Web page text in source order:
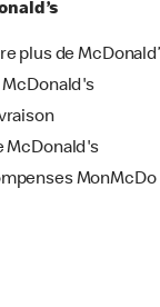
plus de
McDonald's
McDonald's
MonMcDo